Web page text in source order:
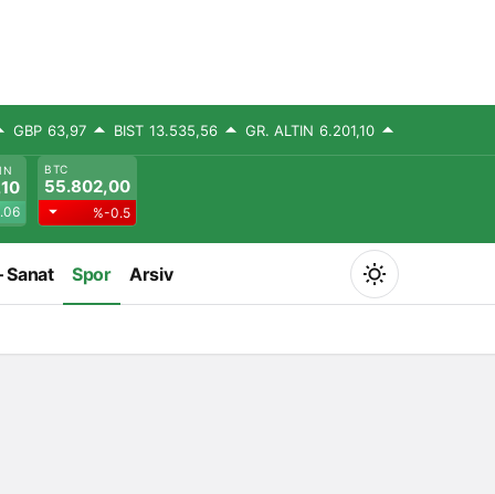
GBP 63,97 BIST 13.535,56 GR. ALTIN 6.201,10
BTC
55.802,00
%-0.5
Sanat Spor Arsiv
Mod
değiştir